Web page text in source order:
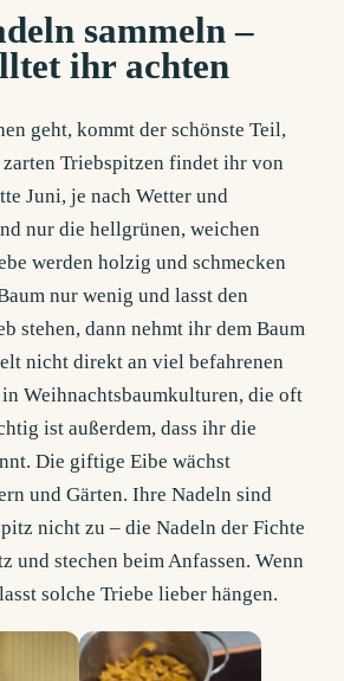
sammeln –
ihr achten
geht, kommt der schönste Teil,
zarten Triebspitzen findet ihr von
Juni, je nach Wetter und
nur die hellgrünen, weichen
werden holzig und schmecken
nur wenig und lasst den
stehen, dann nehmt ihr dem Baum
nicht direkt an viel befahrenen
Weihnachtsbaumkulturen, die oft
ist außerdem, dass ihr die
Die giftige Eibe wächst
und Gärten. Ihre Nadeln sind
nicht zu – die Nadeln der Fichte
und stechen beim Anfassen. Wenn
solche Triebe lieber hängen.